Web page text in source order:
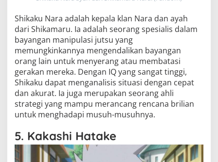
Shikaku Nara adalah kepala klan Nara dan ayah
dari Shikamaru. Ia adalah seorang spesialis dalam
bayangan manipulasi jutsu yang
memungkinkannya mengendalikan bayangan
orang lain untuk menyerang atau membatasi
gerakan mereka. Dengan IQ yang sangat tinggi,
Shikaku dapat menganalisis situasi dengan cepat
dan akurat. Ia juga merupakan seorang ahli
strategi yang mampu merancang rencana brilian
untuk menghadapi musuh-musuhnya.
5. Kakashi Hatake